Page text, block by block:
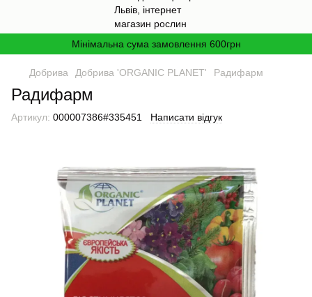
Мінімальна сума замовлення 600грн
Добрива Добрива 'ORGANIC PLANET' Радифарм
Радифарм
Артикул: 000007386#335451 Написати відгук